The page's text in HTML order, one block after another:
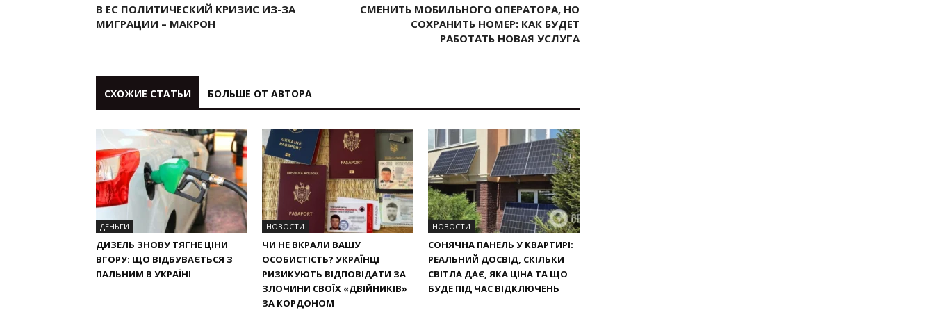
В ЕС ПОЛИТИЧЕСКИЙ КРИЗИС ИЗ-ЗА
МИГРАЦИИ – МАКРОН
СМЕНИТЬ МОБИЛЬНОГО ОПЕРАТОРА, НО
СОХРАНИТЬ НОМЕР: КАК БУДЕТ
РАБОТАТЬ НОВАЯ УСЛУГА
СХОЖИЕ СТАТЬИ БОЛЬШЕ ОТ АВТОРА
ДЕНЬГИ
ДИЗЕЛЬ ЗНОВУ ТЯГНЕ ЦІНИ
ВГОРУ: ЩО ВІДБУВАЄТЬСЯ З
ПАЛЬНИМ В УКРАЇНІ
НОВОСТИ
ЧИ НЕ ВКРАЛИ ВАШУ
ОСОБИСТІСТЬ? УКРАЇНЦІ
РИЗИКУЮТЬ ВІДПОВІДАТИ ЗА
ЗЛОЧИНИ СВОЇХ «ДВІЙНИКІВ»
ЗА КОРДОНОМ
НОВОСТИ
СОНЯЧНА ПАНЕЛЬ У КВАРТИРІ:
РЕАЛЬНИЙ ДОСВІД, СКІЛЬКИ
СВІТЛА ДАЄ, ЯКА ЦІНА ТА ЩО
БУДЕ ПІД ЧАС ВІДКЛЮЧЕНЬ